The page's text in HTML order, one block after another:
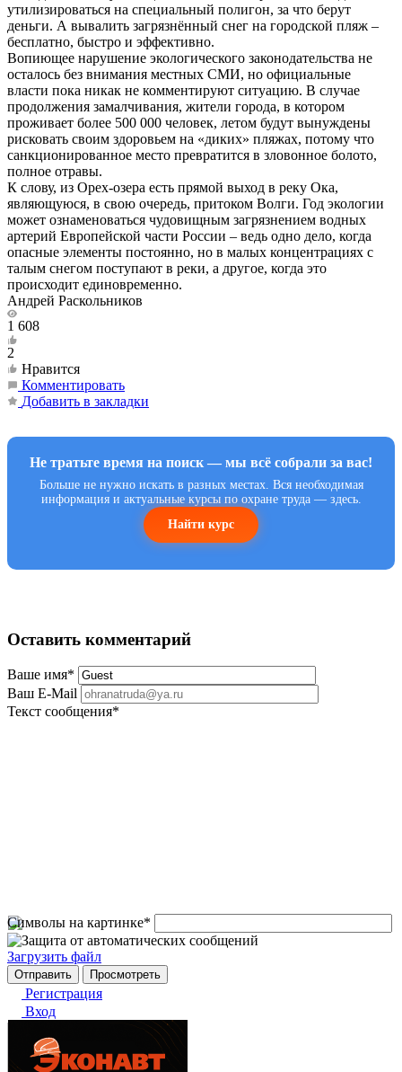
утилизироваться на специальный полигон, за что берут
деньги. А вывалить загрязнённый снег на городской пляж –
бесплатно, быстро и эффективно.
Вопиющее нарушение экологического законодательства не
осталось без внимания местных СМИ, но официальные
власти пока никак не комментируют ситуацию. В случае
продолжения замалчивания, жители города, в котором
проживает более 500 000 человек, летом будут вынуждены
рисковать своим здоровьем на «диких» пляжах, потому что
санкционированное место превратится в зловонное болото,
полное отравы.
К слову, из Орех-озера есть прямой выход в реку Ока,
являющуюся, в свою очередь, притоком Волги. Год экологии
может ознаменоваться чудовищным загрязнением водных
артерий Европейской части России – ведь одно дело, когда
опасные элементы постоянно, но в малых концентрациях с
талым снегом поступают в реки, а другое, когда это
происходит единовременно.
Андрей Раскольников
1 608
2
Нравится
Комментировать
Добавить в закладки
Не тратьте время на поиск — мы всё собрали за вас!
Больше не нужно искать в разных местах. Вся необходимая
информация и актуальные курсы по охране труда — здесь.
Найти курс
Оставить комментарий
Ваше имя*
Ваш E-Mail
Текст сообщения*
Символы на картинке*
Загрузить файл
Регистрация
Вход